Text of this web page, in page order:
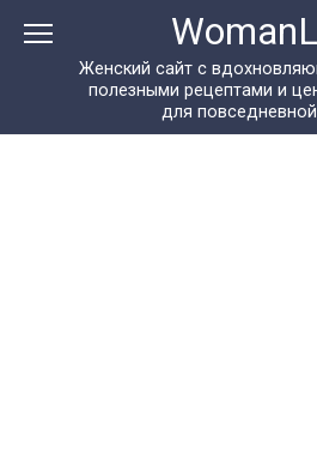
Женский сайт с
полезными рецептами и
для